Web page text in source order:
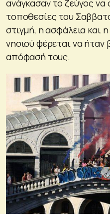
ανάγκασαν το ζεύγος να
τοποθεσίες του
στιγμή, η ασφάλεια και
νησιού φέρεται να
απόφασή τους.